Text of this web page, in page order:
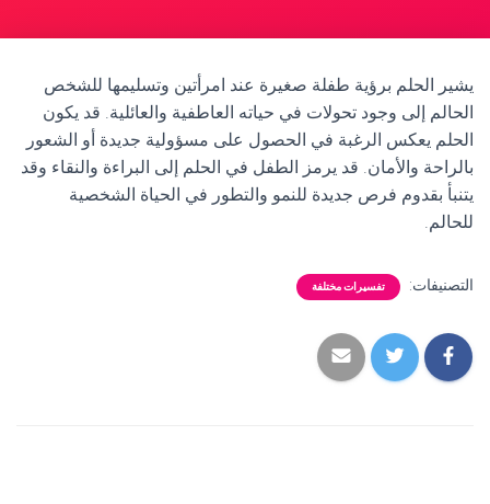
يشير الحلم برؤية طفلة صغيرة عند امرأتين وتسليمها للشخص
الحالم إلى وجود تحولات في حياته العاطفية والعائلية. قد يكون
الحلم يعكس الرغبة في الحصول على مسؤولية جديدة أو الشعور
بالراحة والأمان. قد يرمز الطفل في الحلم إلى البراءة والنقاء وقد
يتنبأ بقدوم فرص جديدة للنمو والتطور في الحياة الشخصية
للحالم.
التصنيفات: تفسيرات مختلفة